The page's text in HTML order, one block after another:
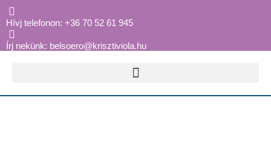
Hívj telefonon: +36 70 52 61 945
Írj nekünk: belsoero@krisztiviola.hu